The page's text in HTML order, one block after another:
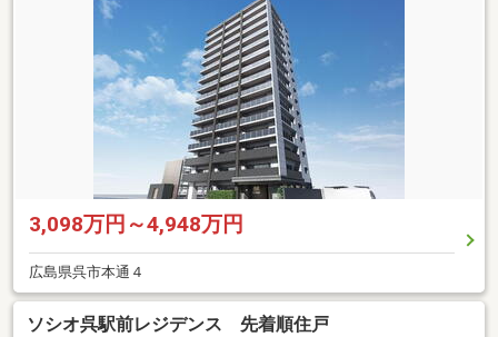
3,098万円～4,948万円
広島県呉市本通４
ソシオ呉駅前レジデンス 先着順住戸